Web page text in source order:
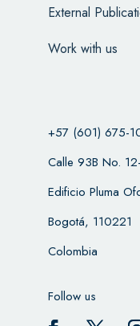
External
Work with us
+57 (601) 675-
Calle 93B No.
Edificio Pluma
Bogotá, 110221
Colombia
Follow us